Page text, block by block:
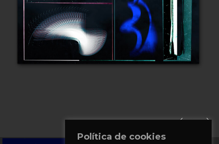
Política de cookies